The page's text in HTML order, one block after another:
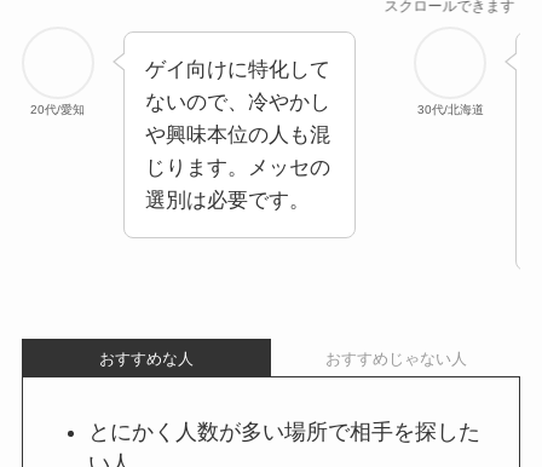
スクロールできます
20代/愛知
ゲイ向けに特化して
ないので、冷やかし
や興味本位の人も混
じります。メッセの
選別は必要です。
30代/北海道
おすすめな人 おすすめじゃない人
とにかく人数が多い場所で相手を探した